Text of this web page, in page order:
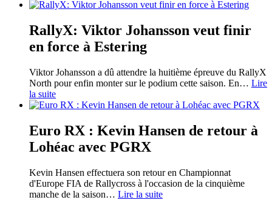
RallyX: Viktor Johansson veut finir
en force à Estering
Viktor Johansson a dû attendre la huitième épreuve du RallyX
North pour enfin monter sur le podium cette saison. En… Lire
la suite
Euro RX : Kevin Hansen de retour à
Lohéac avec PGRX
Kevin Hansen effectuera son retour en Championnat
d'Europe FIA de Rallycross à l'occasion de la cinquième
manche de la saison… Lire la suite